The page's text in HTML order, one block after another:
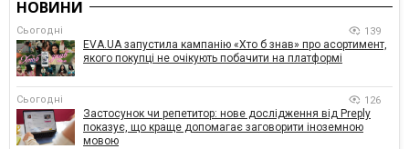
НОВИНИ
Сьогодні 139
EVA.UA запустила кампанію «Хто б знав» про асортимент,
якого покупці не очікують побачити на платформі
Сьогодні 126
Застосунок чи репетитор: нове дослідження від Preply
показує, що краще допомагає заговорити іноземною
мовою